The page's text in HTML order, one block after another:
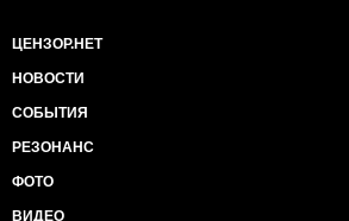
ЦЕНЗОР.НЕТ
НОВОСТИ
СОБЫТИЯ
РЕЗОНАНС
ФОТО
ВИДЕО